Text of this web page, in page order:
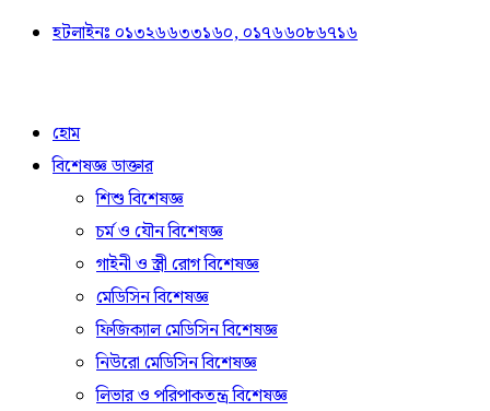
হটলাইনঃ ০১৩২৬৬৩৩১৬০, ০১৭৬৬০৮৬৭১৬
হোম
বিশেষজ্ঞ ডাক্তার
শিশু বিশেষজ্ঞ
চর্ম ও যৌন বিশেষজ্ঞ
গাইনী ও স্ত্রী রোগ বিশেষজ্ঞ
মেডিসিন বিশেষজ্ঞ
ফিজিক্যাল মেডিসিন বিশেষজ্ঞ
নিউরো মেডিসিন বিশেষজ্ঞ
লিভার ও পরিপাকতন্ত্র বিশেষজ্ঞ